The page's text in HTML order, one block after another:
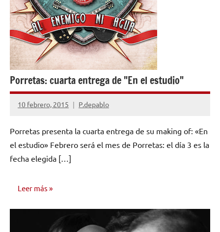
Porretas: cuarta entrega de "En el estudio"
10 febrero, 2015 P.depablo
No
comentarios
Porretas presenta la cuarta entrega de su making of: «En
el estudio» Febrero será el mes de Porretas: el día 3 es la
fecha elegida […]
Leer más